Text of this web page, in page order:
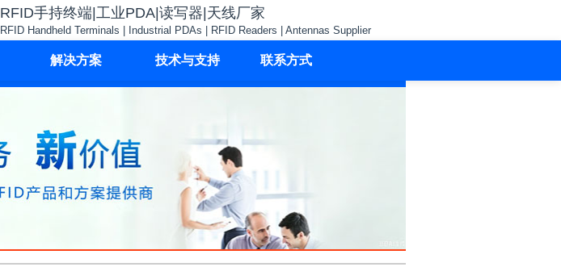
RFID手持终端|工业PDA|读写器|天线厂家
RFID Handheld Terminals | Industrial PDAs | RFID Readers | Antennas Supplier
解决方案 技术与支持 联系方式